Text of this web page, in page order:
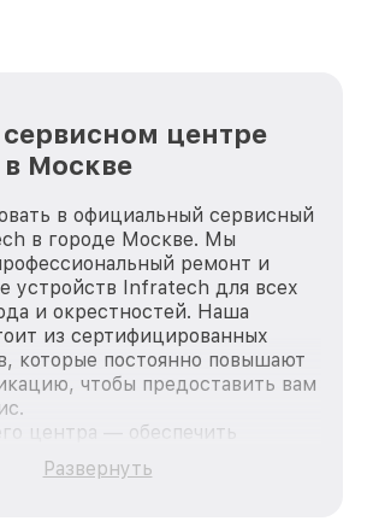
центре
Москве
в официальный сервисный
в городе Москве. Мы
ремонт и
устройств Infratech для всех
и окрестностей. Наша
из сертифицированных
которые постоянно повышают
чтобы предоставить вам
центра — обеспечить
и доступный ремонт для
продукции Infratech,
Развернуть